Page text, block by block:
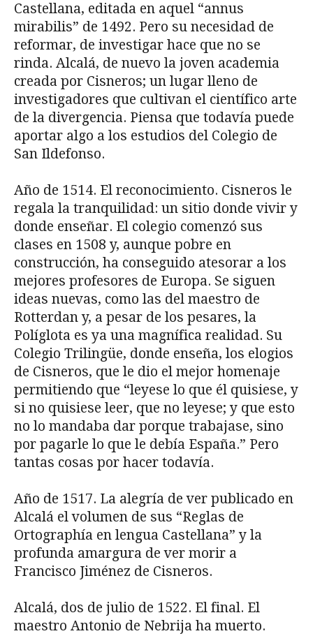
Castellana, editada en aquel “annus
mirabilis” de 1492. Pero su necesidad de
reformar, de investigar hace que no se
rinda. Alcalá, de nuevo la joven academia
creada por Cisneros; un lugar lleno de
investigadores que cultivan el científico arte
de la divergencia. Piensa que todavía puede
aportar algo a los estudios del Colegio de
San Ildefonso.
Año de 1514. El reconocimiento. Cisneros le
regala la tranquilidad: un sitio donde vivir y
donde enseñar. El colegio comenzó sus
clases en 1508 y, aunque pobre en
construcción, ha conseguido atesorar a los
mejores profesores de Europa. Se siguen
ideas nuevas, como las del maestro de
Rotterdan y, a pesar de los pesares, la
Políglota es ya una magnífica realidad. Su
Colegio Trilingüe, donde enseña, los elogios
de Cisneros, que le dio el mejor homenaje
permitiendo que “leyese lo que él quisiese, y
si no quisiese leer, que no leyese; y que esto
no lo mandaba dar porque trabajase, sino
por pagarle lo que le debía España.” Pero
tantas cosas por hacer todavía.
Año de 1517. La alegría de ver publicado en
Alcalá el volumen de sus “Reglas de
Ortographía en lengua Castellana” y la
profunda amargura de ver morir a
Francisco Jiménez de Cisneros.
Alcalá, dos de julio de 1522. El final. El
maestro Antonio de Nebrija ha muerto.